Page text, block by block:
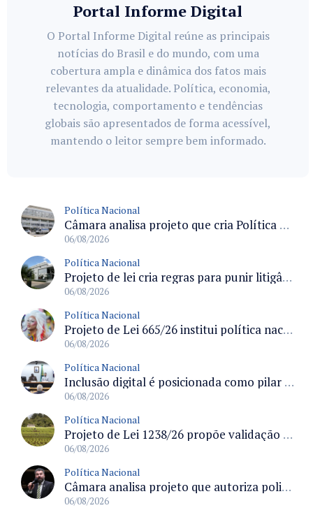
Portal Informe Digital
O Portal Informe Digital reúne as principais
notícias do Brasil e do mundo, com uma
cobertura ampla e dinâmica dos fatos mais
relevantes da atualidade. Política, economia,
tecnologia, comportamento e tendências
globais são apresentados de forma acessível,
mantendo o leitor sempre bem informado.
Política Nacional
Câmara analisa projeto que cria Política Nacional de Qualificação e Valorização da Preceptoria na Residência Médica
06/08/2026
Política Nacional
Projeto de lei cria regras para punir litigância abusiva reversa e integrar sistemas do Judiciário
06/08/2026
Política Nacional
Projeto de Lei 665/26 institui política nacional para prevenção ao transfeminicídio e prevê medidas de proteção e reparação
06/08/2026
Política Nacional
Inclusão digital é posicionada como pilar essencial da reurbanização de favelas e periferias
06/08/2026
Política Nacional
Projeto de Lei 1238/26 propõe validação automática do Cadastro Ambiental Rural para imóveis de até quatro módulos fiscais
06/08/2026
Política Nacional
Câmara analisa projeto que autoriza policiais civis embarcarem armados em aeronaves civis mediante regras
06/08/2026